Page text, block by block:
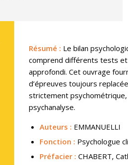
Résumé : Le bilan
comprend différents tests
approfondi. Cet ouvrage
d’épreuves toujours
strictement psychométrique,
psychanalyse.
Auteurs : EMMANUELLI
Fonction : Psychologue
Préfacier : CHABERT,